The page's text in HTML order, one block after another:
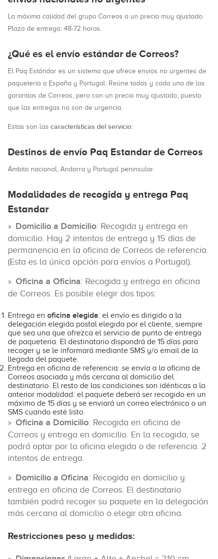
La máxima calidad del grupo Correos a un precio muy ajustado.
Plazo de entrega: 48-72 horas.
¿Qué es el envío estándar de Correos?
El Paq Estándar es un sistema que ofrece envíos no urgentes de
paquetería a España y Portugal. Reúne todas y cada una de las
garantías de Correos, pero con un precio muy ajustado, puesto
que las entregas no son de urgencia.
Estas son las características del servicio:
Destinos de envío Paq Estandar de Correos
Ámbito nacional, Andorra y Portugal peninsular.
Modalidades de recogida y entrega Paq
Estandar
Domicilio a Domicilio: Recogida y entrega en
domicilio. Hay 2 intentos de entrega y 15 días de
permanencia en la oficina de Correos de referencia.
(Esta es la única opción para envíos a Portugal).
Oficina a Oficina: Recogida y entrega en oficina
de Correos. Es posible elegir dos tipos:
Entrega en oficina elegida: el envío es dirigido a la
delegación elegida postal elegida por el cliente, siempre
que sea una que ofrezca el servicio de punto de entrega
de paquetería. El destinatario dispondrá de 15 días para
recoger y se le informará mediante SMS y/o email de la
llegada del paquete.
Entrega en oficina de referencia: se envía a la oficina de
Correos asociada y más cercana al domicilio del
destinatario. El resto de las condiciones son idénticas a la
anterior modalidad: el paquete deberá ser recogido en un
máximo de 15 días y se enviará un correo electrónico o un
SMS cuando esté listo.
Oficina a Domicilio: Recogida en oficina de
Correos y entrega en domicilio. En la recogida, se
podrá optar por la oficina elegida o de referencia. 2
intentos de entrega.
Domicilio a Oficina: Recogida en domicilio y
entrega en oficina de Correos. El destinatario
también podrá recoger su paquete en la delegación
más cercana al domicilio o elegir otra oficina.
Restricciones peso y medidas: